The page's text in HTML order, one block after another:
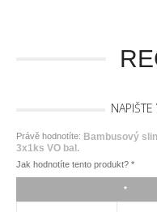
Právě hodnotíte: Bambusový
3x1ks VO bal.
Jak hodnotíte tento produkt? *
*